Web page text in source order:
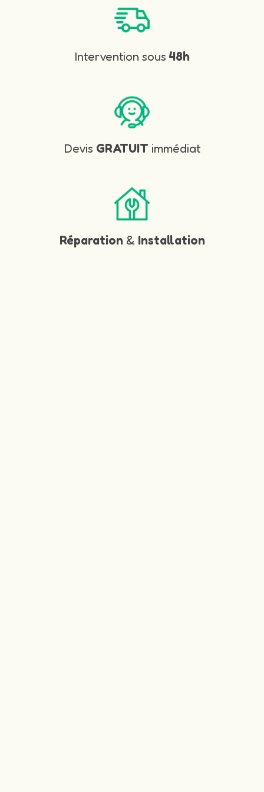
Intervention sous 48h
Devis GRATUIT immédiat
Réparation & Installation